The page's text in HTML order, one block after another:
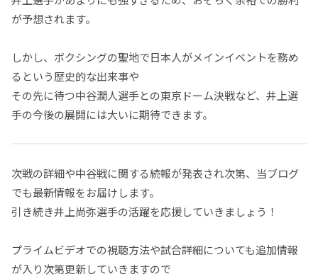
が予想されます。
しかし、ボクシングの聖地で日本人がメインイベントを務め
るという歴史的な出来事や
その先に待つ中谷潤人選手との東京ドーム決戦など、井上選
手の今後の展開には大いに期待できます。
次戦の詳細や中谷戦に関する続報が発表され次第、当ブログ
でも最新情報をお届けします。
引き続き井上尚弥選手の活躍を応援していきましょう！
プライムビデオでの視聴方法や試合詳細についても追加情報
が入り次第更新していきますので